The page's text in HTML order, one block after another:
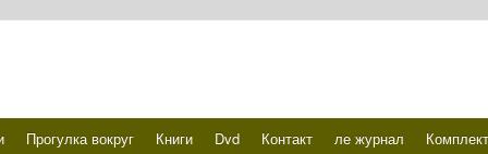
Прогулка вокруг Книги Dvd Контакт ле журнал